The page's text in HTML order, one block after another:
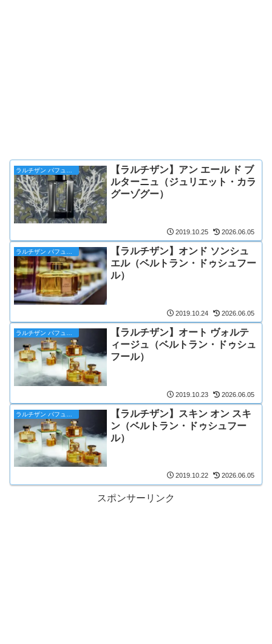
ラルチザン パフューマー
【ラルチザン】アン エール ド ブ
ルターニュ（ジュリエット・カラ
グーゾグー）
2019.10.25 2026.06.05
ラルチザン パフューマー
【ラルチザン】オンド ソンシュ
エル（ベルトラン・ドゥシュフー
ル）
2019.10.24 2026.06.05
【ラルチザン】オート ヴォルテ
ィージュ（ベルトラン・ドゥシュ
フール）
2019.10.23 2026.06.05
【ラルチザン】スキン オン スキ
ン（ベルトラン・ドゥシュフー
ル）
2019.10.22 2026.06.05
スポンサーリンク